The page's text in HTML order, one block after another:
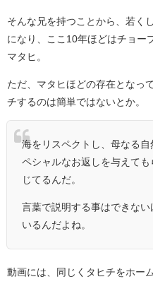
そんな兄を持つことから、若く
になり、ここ10年ほどはチョー
マタヒ。
ただ、マタヒほどの存在となっ
チするのは簡単ではないとか。
海をリスペクトし、母なる
ペシャルなお返しを与えて
じてるんだ。
言葉で説明する事はできな
いるんだよね。
動画には、同じくタヒチをホー